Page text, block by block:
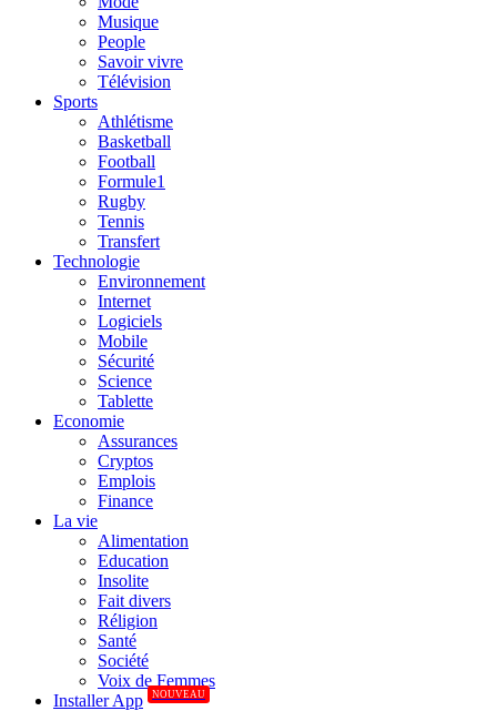
Musique
People
Savoir vivre
Télévision
Sports
Athlétisme
Basketball
Football
Formule1
Rugby
Tennis
Transfert
Technologie
Environnement
Internet
Logiciels
Mobile
Sécurité
Science
Tablette
Economie
Assurances
Cryptos
Emplois
Finance
La vie
Alimentation
Education
Insolite
Fait divers
Réligion
Santé
Société
Voix de Femmes
Installer App
NOUVEAU